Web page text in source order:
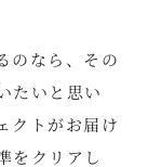
のなら、その
たいと思い
クトがお届け
をクリアし